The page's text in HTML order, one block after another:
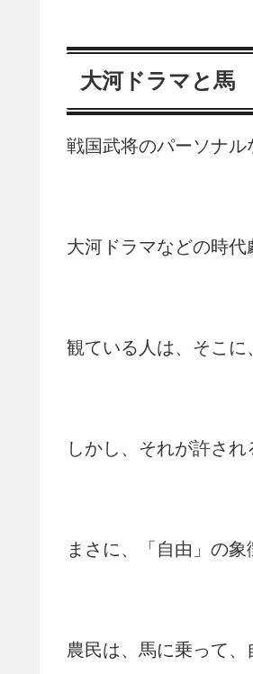
大河ドラマと馬
戦国武将のパーソナ
大河ドラマなどの時代
観ている人は、そこに
しかし、それが許さ
まさに、「自由」の象
農民は、馬に乗って、